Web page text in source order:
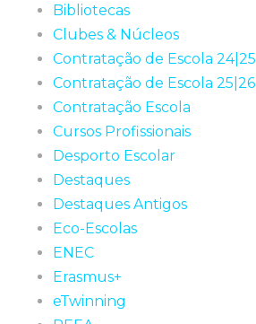
Bibliotecas
Clubes & Núcleos
Contratação de Escola 24|25
Contratação de Escola 25|26
Contratação Escola
Cursos Profissionais
Desporto Escolar
Destaques
Destaques Antigos
Eco-Escolas
ENEC
Erasmus+
eTwinning